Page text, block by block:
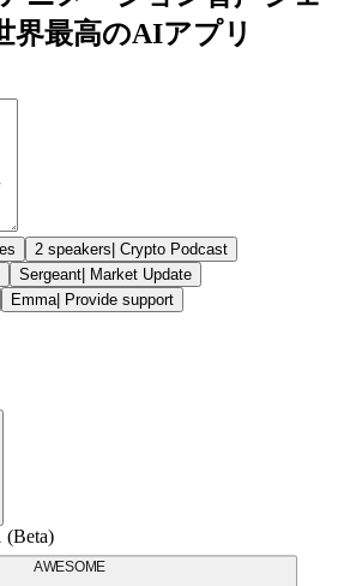
界最高のAIアプリ
2 speakers| Crypto Podcast
Sergeant| Market Update
Emma| Provide support
(Beta)
AWESOME